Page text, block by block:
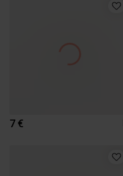
7 €